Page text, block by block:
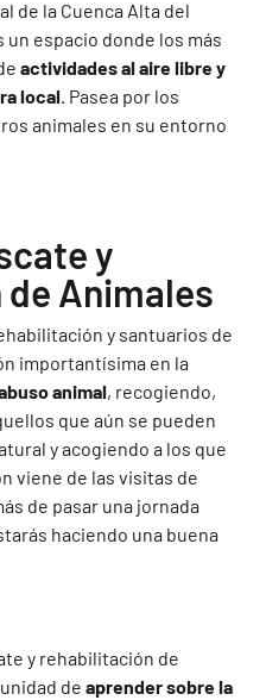
de la Cuenca Alta del
un espacio donde los más
actividades al aire libre y
local . Pasea por los
animales en su entorno
y
Animales
y santuarios de
importantísima en la
animal, recogiendo,
que aún se pueden
y acogiendo a los que
viene de las visitas de
de pasar una jornada
haciendo una buena
y rehabilitación de
de aprender sobre la